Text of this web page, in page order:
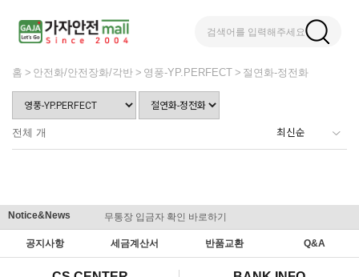
검색어를 입력해주세요
홈 안전화/안전장화/각반 영풍-YP.PERFECT 절연화-정전화
전체 개
Notice&News 무통장 입금자 확인 바로하기
공지사항 세금계산서 반품교환 Q&A